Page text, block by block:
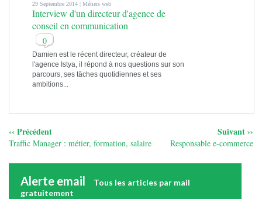
29 Septembre 2014 |Métiers web
Interview d'un directeur d'agence de
conseil en communication
0
Damien est le récent directeur, créateur de
l'agence Istya, il répond à nos questions sur son
parcours, ses tâches quotidiennes et ses
ambitions...
‹‹ Précédent
Traffic Manager : métier, formation, salaire
Suivant ››
Responsable e-commerce
Alerte email
Tous les articles par mail
gratuitement